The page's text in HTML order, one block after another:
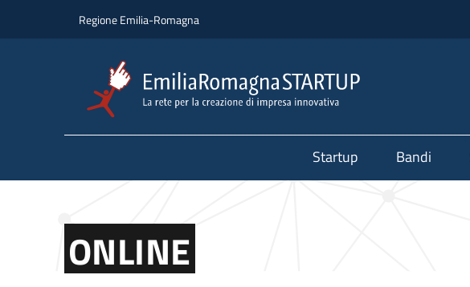
Regione Emilia-Romagna
Startup Bandi
ONLINE